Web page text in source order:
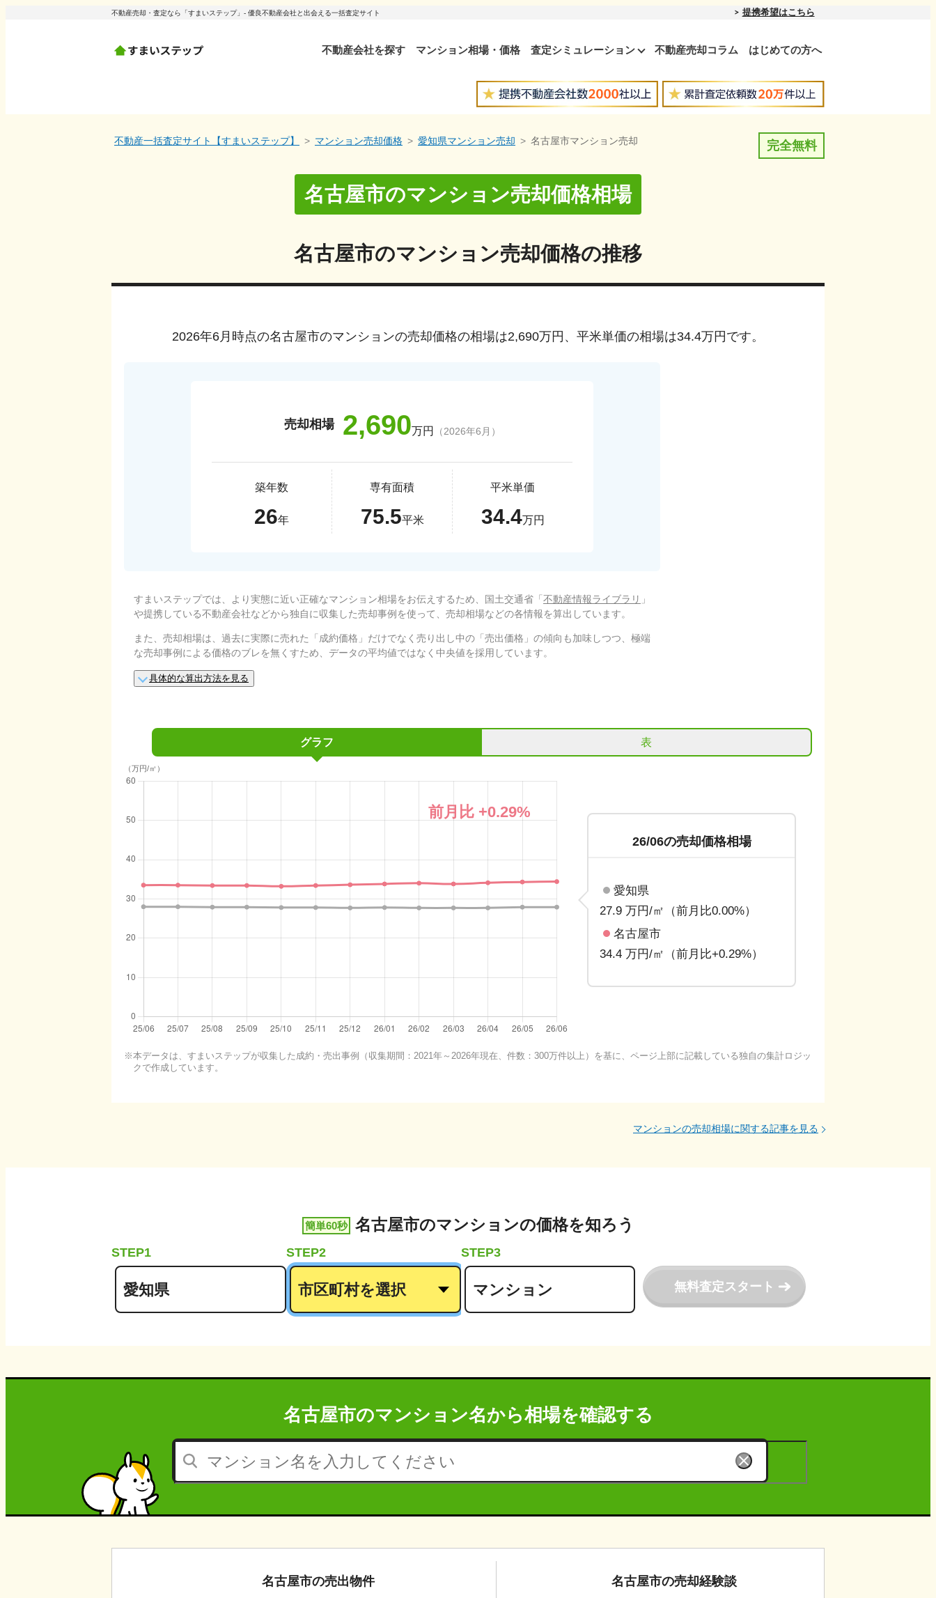
不動産売却・査定なら「すまいステップ」- 優良不動産会社と出会える一括査定サイト 提携希望はこちら
不動産会社を探す マンション相場・価格 査定シミュレーション 不動産売却コラム はじめての方へ
不動産一括査定サイト【すまいステップ】 マンション売却価格 愛知県マンション売却 名古屋市マンション売却 完全無料
名古屋市のマンション売却価格相場
名古屋市のマンション売却価格の推移
2026年6月 時点の名古屋市のマンションの売却価格の相場は2,690万円、平米単価の相場は34.4万円です。
売却相場 2,690万円 （2026年6月 ）
築年数
26年
専有面積
75.5平米
平米単価
34.4万円
すまいステップでは、より実態に近い正確なマンション相場をお伝えするため、国土交通省「 不動産情報ライブラリ 」
や提携している不動産会社などから独自に収集した売却事例を使って、売却相場などの各情報を算出しています。
また、売却相場は、過去に実際に売れた「成約価格」だけでなく売り出し中の「売出価格」の傾向も加味しつつ、極端
な売却事例による価格のブレを無くすため、データの平均値ではなく中央値を採用しています。
具体的な算出方法を見る
グラフ 表
（万円/㎡）
前月比 +0.29%
26/06の売却価格相場
愛知県
27.9 万円/㎡（前月比0.00%）
名古屋市
34.4 万円/㎡（前月比+0.29%）
本データは、すまいステップが収集した成約・売出事例（収集期間：2021年～2026年現在、件数：300万件以上）を基に、ページ上部に記載している独自の集計ロジッ
クで作成しています。
マンションの売却相場に関する記事を見る
簡単60秒 名古屋市のマンションの価格を知ろう
STEP1 STEP2 STEP3
無料査定スタート
名古屋市のマンション名から相場を確認する
名古屋市の売出物件 名古屋市の売却経験談